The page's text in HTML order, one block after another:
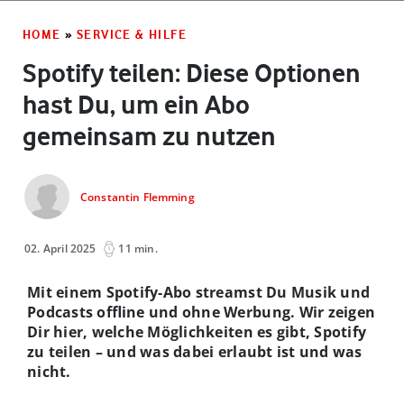
HOME » SERVICE & HILFE
Spotify teilen: Diese Optionen
hast Du, um ein Abo
gemeinsam zu nutzen
Constantin Flemming
02. April 2025 11 min.
Mit einem Spotify-Abo streamst Du Musik und
Podcasts offline und ohne Werbung. Wir zeigen
Dir hier, welche Möglichkeiten es gibt, Spotify
zu teilen – und was dabei erlaubt ist und was
nicht.